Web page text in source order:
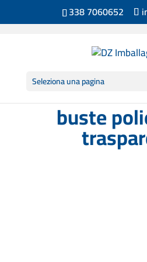
338 7060652
Seleziona una pagina
buste